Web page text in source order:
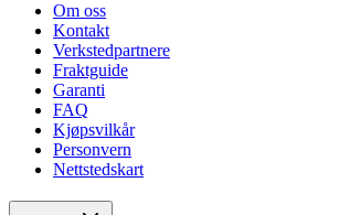
Om oss
Kontakt
Verkstedpartnere
Fraktguide
Garanti
FAQ
Kjøpsvilkår
Personvern
Nettstedskart